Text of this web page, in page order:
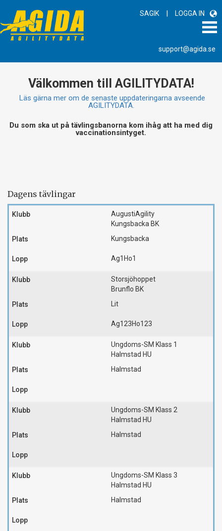
SAGIK | LOGGA IN
support@agida.se
Välkommen till AGILITYDATA!
Läs gärna mer om de senaste uppdateringarna avseende
AGILITYDATA.
Du som ska ut på tävlingsbanorna kom ihåg att ha med dig
vaccinationsintyget.
Dagens tävlingar
AugustiAgility
Kungsbacka BK
Kungsbacka
Ag1 Ho1
Storsjöhoppet
Brunflo BK
Lit
Ag123Ho123
Ungdoms-SM Klass 1
Halmstad HU
Halmstad
Ungdoms-SM Klass 2
Halmstad HU
Halmstad
Ungdoms-SM Klass 3
Halmstad HU
Halmstad